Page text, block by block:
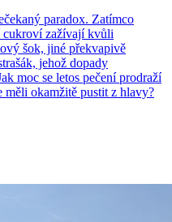
paradox. Zatímco
cukroví zažívají kvůli
šok, jiné překvapivě
jehož dopady
moc se letos pečení prodraží
měli okamžitě pustit z hlavy?